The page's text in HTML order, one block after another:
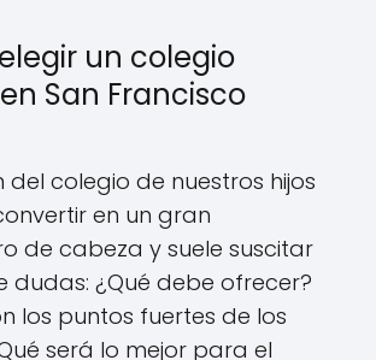
un colegio
San Francisco
del colegio de nuestros hijos
en un gran
de cabeza y suele suscitar
dudas: ¿Qué debe ofrecer?
los puntos fuertes de los
será lo mejor para el